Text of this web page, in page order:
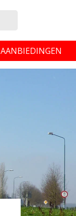
AANBIEDINGEN